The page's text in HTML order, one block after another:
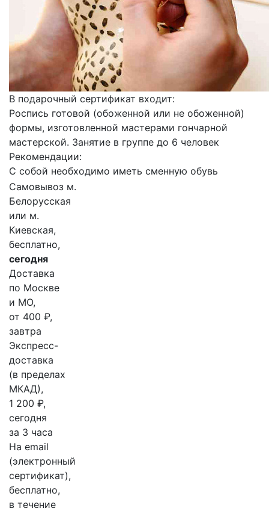
В подарочный сертификат входит:
Роспись готовой (обоженной или не обоженной)
формы, изготовленной мастерами гончарной
мастерской. Занятие в группе до 6 человек
Рекомендации:
С собой необходимо иметь сменную обувь
Самовывоз м.
Белорусская
или м.
Киевская,
бесплатно,
сегодня
Доставка
по Москве
и МО,
от 400 ₽,
завтра
Экспресс-
доставка
(в пределах
МКАД),
1 200 ₽,
сегодня
за 3 часа
На email
(электронный
сертификат),
бесплатно,
в течение